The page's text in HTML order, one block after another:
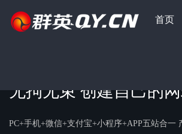
首页
无拘无束 创建自己的
PC+手机+微信+支付宝+小程序+APP五站合